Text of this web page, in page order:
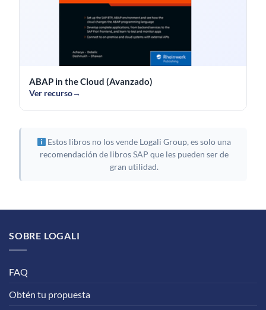
ABAP in the Cloud (Avanzado)
Ver recurso→
Estos libros no los vende Logali Group, es solo una
recomendación de libros SAP que les pueden ser de
gran utilidad.
SOBRE LOGALI
FAQ
Obtén tu propuesta